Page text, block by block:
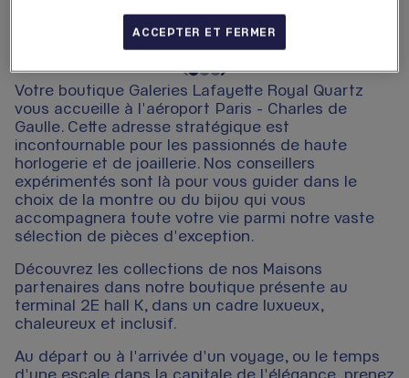
Votre boutique Galeries Lafayette Royal Quartz
vous accueille à l'aéroport Paris - Charles de
Gaulle. Cette adresse stratégique est
incontournable pour les passionnés de haute
horlogerie et de joaillerie. Nos conseillers
expérimentés sont là pour vous guider dans le
choix de la montre ou du bijou qui vous
accompagnera toute votre vie parmi notre vaste
sélection de pièces d'exception.
Découvrez les collections de nos Maisons
partenaires dans notre boutique présente au
terminal 2E hall K, dans un cadre luxueux,
chaleureux et inclusif.
Au départ ou à l'arrivée d'un voyage, ou le temps
d'une escale dans la capitale de l'élégance, prenez
ACCEPTER ET FERMER